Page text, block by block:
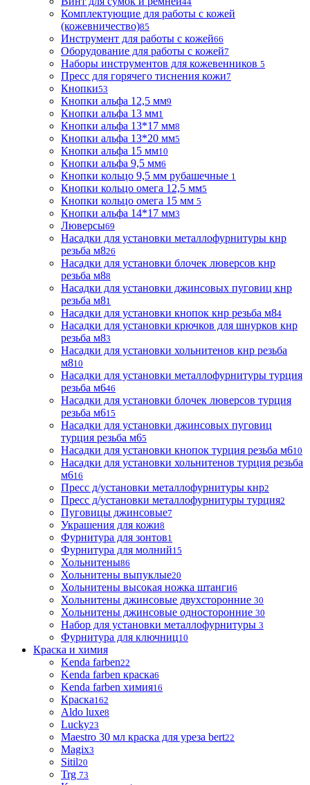
Комплектующие для работы с кожей
(кожевничество)85
Инструмент для работы с кожей66
Оборудование для работы с кожей7
Наборы инструментов для кожевенников 5
Пресс для горячего тиснения кожи7
Кнопки53
Кнопки альфа 12,5 мм9
Кнопки альфа 13 мм1
Кнопки альфа 13*17 мм8
Кнопки альфа 13*20 мм5
Кнопки альфа 15 мм10
Кнопки альфа 9,5 мм6
Кнопки кольцо 9,5 мм рубашечные 1
Кнопки кольцо омега 12,5 мм5
Кнопки кольцо омега 15 мм 5
Кнопки альфа 14*17 мм3
Люверсы69
Насадки для установки металлофурнитуры кнр
резьба м826
Насадки для установки блочек люверсов кнр
резьба м88
Насадки для установки джинсовых пуговиц кнр
резьба м81
Насадки для установки кнопок кнр резьба м84
Насадки для установки крючков для шнурков кнр
резьба м83
Насадки для установки хольнитенов кнр резьба
м810
Насадки для установки металлофурнитуры турция
резьба м646
Насадки для установки блочек люверсов турция
резьба м615
Насадки для установки джинсовых пуговиц
турция резьба м65
Насадки для установки кнопок турция резьба м610
Насадки для установки хольнитенов турция резьба
м616
Пресс д/установки металлофурнитуры кнр2
Пресс д/установки металлофурнитуры турция2
Пуговицы джинсовые7
Украшения для кожи8
Фурнитура для зонтов1
Фурнитура для молний15
Хольнитены86
Хольнитены выпуклые20
Хольнитены высокая ножка штанги6
Хольнитены джинсовые двухсторонние 30
Хольнитены джинсовые односторонние 30
Набор для установки металлофурнитуры 3
Фурнитура для ключниц10
Краска и химия
Kenda farben22
Kenda farben краска6
Kenda farben химия16
Краска162
Aldo luxe8
Lucky23
Maestro 30 мл краска для уреза bert22
Magix3
Sitil20
Trg 73